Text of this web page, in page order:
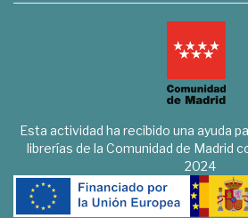
Esta actividad ha recibido una ayuda
librerías de la Comunidad de Madrid
2024